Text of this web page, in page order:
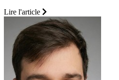
Lire l'article